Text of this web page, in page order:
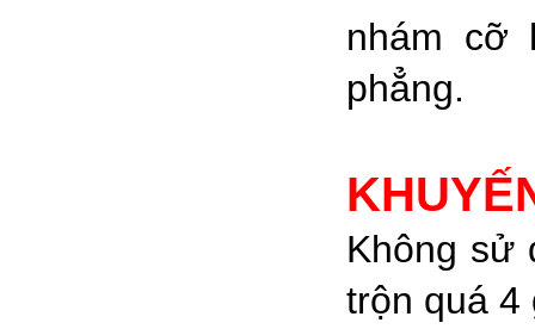
nhám cỡ
phẳng.
Không sử
trộn quá 4